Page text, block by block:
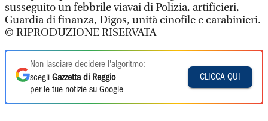
susseguito un febbrile viavai di Polizia, artificieri,
Guardia di finanza, Digos, unità cinofile e carabinieri.
© RIPRODUZIONE RISERVATA
Non lasciare decidere l'algoritmo:
scegli Gazzetta di Reggio
per le tue notizie su Google
CLICCA QUI